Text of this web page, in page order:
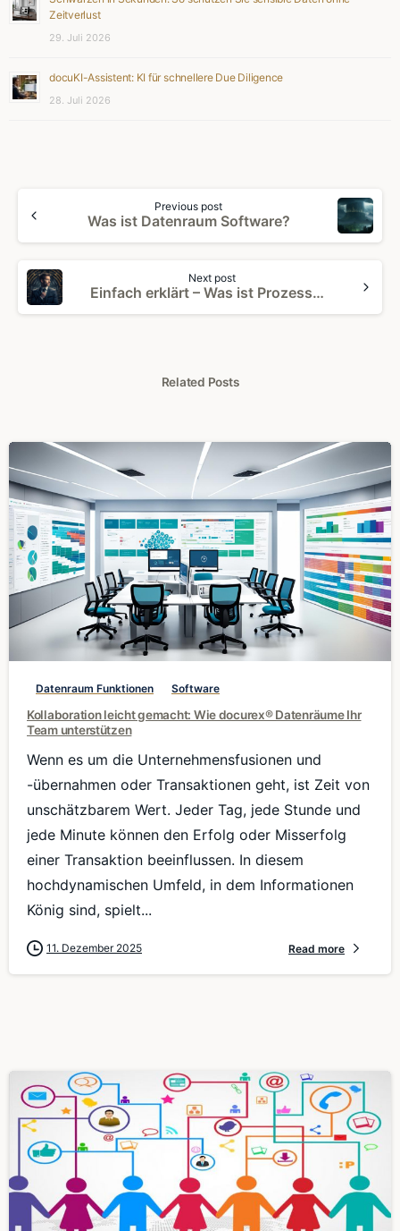
Zeitverlust
29. Juli 2026
docuKI-Assistent: KI für schnellere Due Diligence
28. Juli 2026
Reading
Previous post
Was ist Datenraum Software?
Next post
Einfach erklärt – Was ist Prozessoptimierung?
Related Posts
0
Datenraum Funktionen Software
Kollaboration leicht gemacht: Wie docurex® Datenräume Ihr
Team unterstützen
Wenn es um die Unternehmensfusionen und
-übernahmen oder Transaktionen geht, ist Zeit von
unschätzbarem Wert. Jeder Tag, jede Stunde und
jede Minute können den Erfolg oder Misserfolg
einer Transaktion beeinflussen. In diesem
hochdynamischen Umfeld, in dem Informationen
König sind, spielt...
11. Dezember 2025 Read more
0